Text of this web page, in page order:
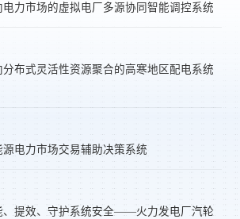
电力市场的虚拟电厂多源协同智能调控系统
分布式灵活性资源聚合的高寒地区配电系统
源电力市场交易辅助决策系统
、提效、守护系统安全——火力发电厂汽轮